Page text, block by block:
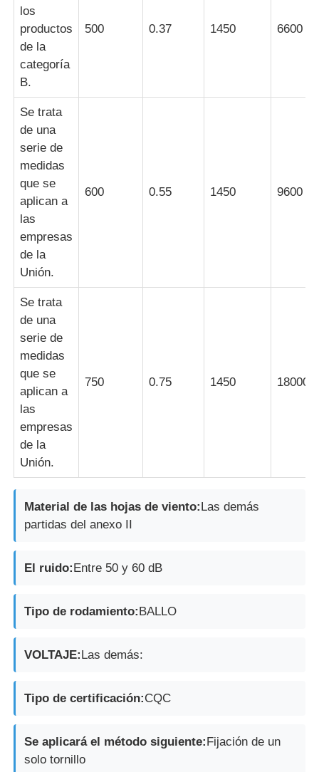
interruptor a prueba de explosiones
Glándulas de cable a prueba de explosión
enchufe y zócalo a prueba de explosiones
los
productos
de la
categoría
B.
500 0.37 1450 6600
Se trata
de una
serie de
medidas
que se
aplican a
las
empresas
de la
Unión.
600 0.55 1450 9600
Se trata
de una
serie de
medidas
que se
aplican a
las
empresas
de la
Unión.
750 0.75 1450 18000
Material de las hojas de viento:Las demás
partidas del anexo II
El ruido:Entre 50 y 60 dB
Tipo de rodamiento:BALLO
VOLTAJE:Las demás:
Tipo de certificación:CQC
Se aplicará el método siguiente:Fijación de un
solo tornillo